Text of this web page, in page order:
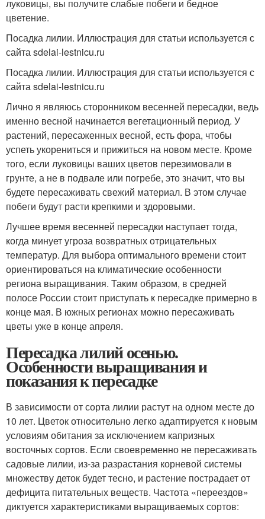
луковицы, вы получите слабые побеги и бедное
цветение.
Посадка лилии. Иллюстрация для статьи используется с
сайта sdelai-lestnicu.ru
Посадка лилии. Иллюстрация для статьи используется с
сайта sdelai-lestnicu.ru
Лично я являюсь сторонником весенней пересадки, ведь
именно весной начинается вегетационный период. У
растений, пересаженных весной, есть фора, чтобы
успеть укорениться и прижиться на новом месте. Кроме
того, если луковицы ваших цветов перезимовали в
грунте, а не в подвале или погребе, это значит, что вы
будете пересаживать свежий материал. В этом случае
побеги будут расти крепкими и здоровыми.
Лучшее время весенней пересадки наступает тогда,
когда минует угроза возвратных отрицательных
температур. Для выбора оптимального времени стоит
ориентироваться на климатические особенности
региона выращивания. Таким образом, в средней
полосе России стоит приступать к пересадке примерно в
конце мая. В южных регионах можно пересаживать
цветы уже в конце апреля.
Пересадка лилий осенью.
Особенности выращивания и
показания к пересадке
В зависимости от сорта лилии растут на одном месте до
10 лет. Цветок относительно легко адаптируется к новым
условиям обитания за исключением капризных
восточных сортов. Если своевременно не пересаживать
садовые лилии, из-за разрастания корневой системы
множеству деток будет тесно, и растение пострадает от
дефицита питательных веществ. Частота «переездов»
диктуется характеристиками выращиваемых сортов: